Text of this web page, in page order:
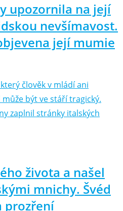
upozornila na její
nevšímavost.
její mumie
člověk v mládí ani
být ve stáří tragický.
zaplnil stránky italských
života a našel
mnichy. Švéd
prozření